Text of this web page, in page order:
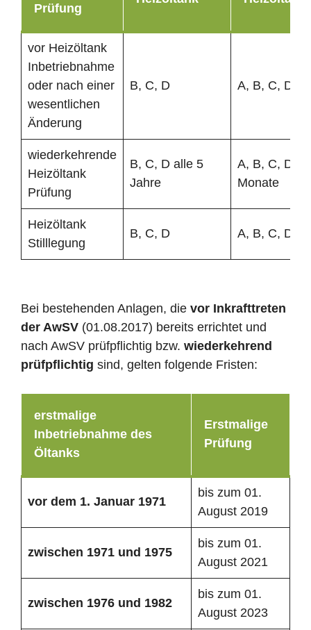
Prüfung
vor Heizöltank
Inbetriebnahme
oder nach einer
wesentlichen
Änderung
B, C, D A, B, C, D
wiederkehrende
Heizöltank
Prüfung
B, C, D alle 5
Jahre
A, B, C, D
Monate
Heizöltank
Stilllegung
B, C, D A, B, C, D
Bei bestehenden Anlagen, die vor Inkrafttreten
der AwSV (01.08.2017) bereits errichtet und
nach AwSV prüfpflichtig bzw. wiederkehrend
prüfpflichtig sind, gelten folgende Fristen:
erstmalige
Inbetriebnahme des
Öltanks
Erstmalige
Prüfung
vor dem 1. Januar 1971
bis zum 01.
August 2019
zwischen 1971 und 1975
bis zum 01.
August 2021
zwischen 1976 und 1982
bis zum 01.
August 2023